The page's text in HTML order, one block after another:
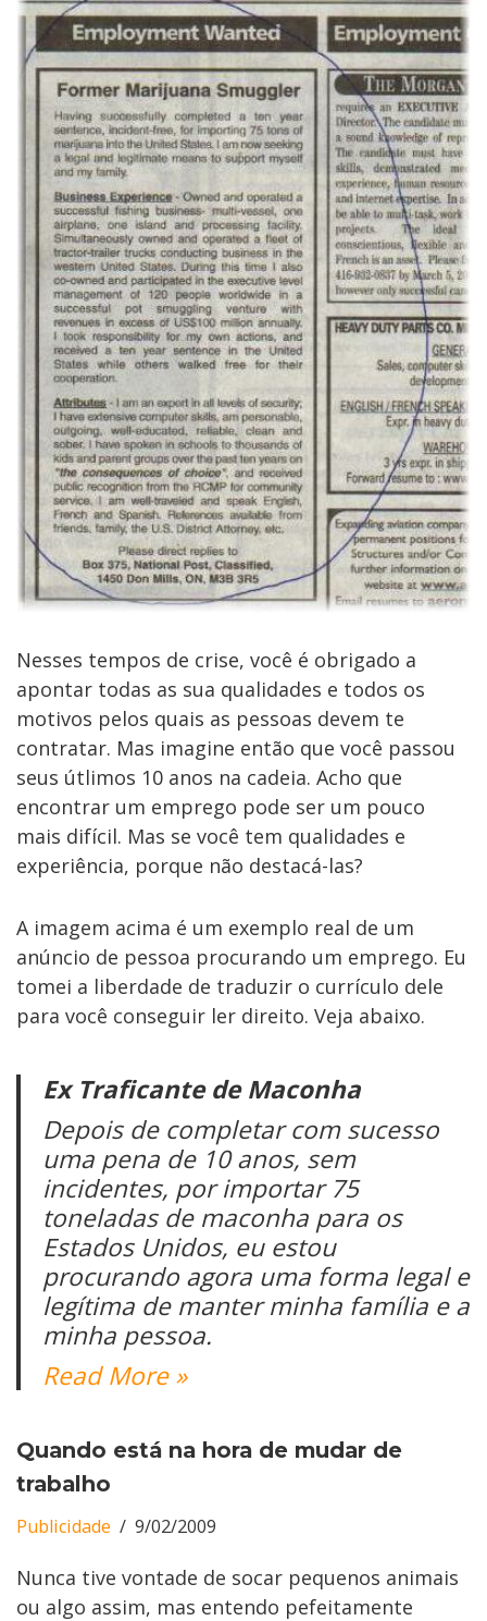
Nesses tempos de crise, você é obrigado a
apontar todas as sua qualidades e todos os
motivos pelos quais as pessoas devem te
contratar. Mas imagine então que você passou
seus útlimos 10 anos na cadeia. Acho que
encontrar um emprego pode ser um pouco
mais difícil. Mas se você tem qualidades e
experiência, porque não destacá-las?
A imagem acima é um exemplo real de um
anúncio de pessoa procurando um emprego. Eu
tomei a liberdade de traduzir o currículo dele
para você conseguir ler direito. Veja abaixo.
Ex Traficante de Maconha
Depois de completar com sucesso
uma pena de 10 anos, sem
incidentes, por importar 75
toneladas de maconha para os
Estados Unidos, eu estou
procurando agora uma forma legal e
legítima de manter minha família e a
minha pessoa.
Read More »
Quando está na hora de mudar de
trabalho
Publicidade 9/02/2009
Nunca tive vontade de socar pequenos animais
ou algo assim, mas entendo pefeitamente